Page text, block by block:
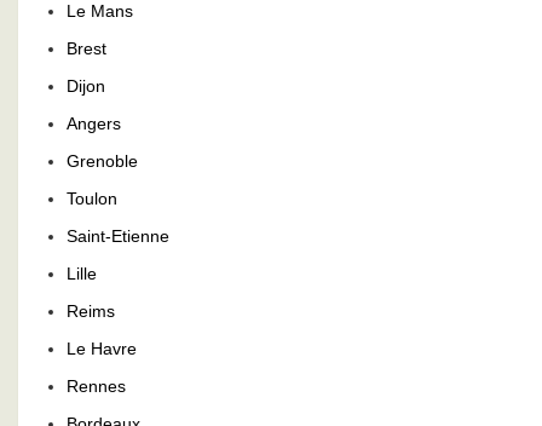
Le Mans
Brest
Dijon
Angers
Grenoble
Toulon
Saint-Etienne
Lille
Reims
Le Havre
Rennes